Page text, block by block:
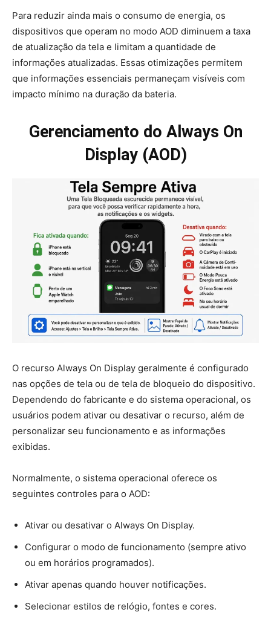
Para reduzir ainda mais o consumo de energia, os
dispositivos que operam no modo AOD diminuem a taxa
de atualização da tela e limitam a quantidade de
informações atualizadas. Essas otimizações permitem
que informações essenciais permaneçam visíveis com
impacto mínimo na duração da bateria.
Gerenciamento do Always On
Display (AOD)
O recurso Always On Display geralmente é configurado
nas opções de tela ou de tela de bloqueio do dispositivo.
Dependendo do fabricante e do sistema operacional, os
usuários podem ativar ou desativar o recurso, além de
personalizar seu funcionamento e as informações
exibidas.
Normalmente, o sistema operacional oferece os
seguintes controles para o AOD:
Ativar ou desativar o Always On Display.
Configurar o modo de funcionamento (sempre ativo
ou em horários programados).
Ativar apenas quando houver notificações.
Selecionar estilos de relógio, fontes e cores.